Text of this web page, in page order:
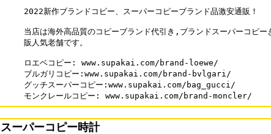
2022新作ブランドコピー、スーパーコピーブランド品激安通販！
当店は海外高品質のコピーブランド代引き,ブランドスーパーコピー
販人気老舗です。
ロエベコピー: www.supakai.com/brand-loewe/
ブルガリコピー:www.supakai.com/brand-bvlgari/
グッチスーパーコピー:www.supakai.com/bag_gucci/
モンクレールコピー: www.supakai.com/brand-moncler/
スーパーコピー時計